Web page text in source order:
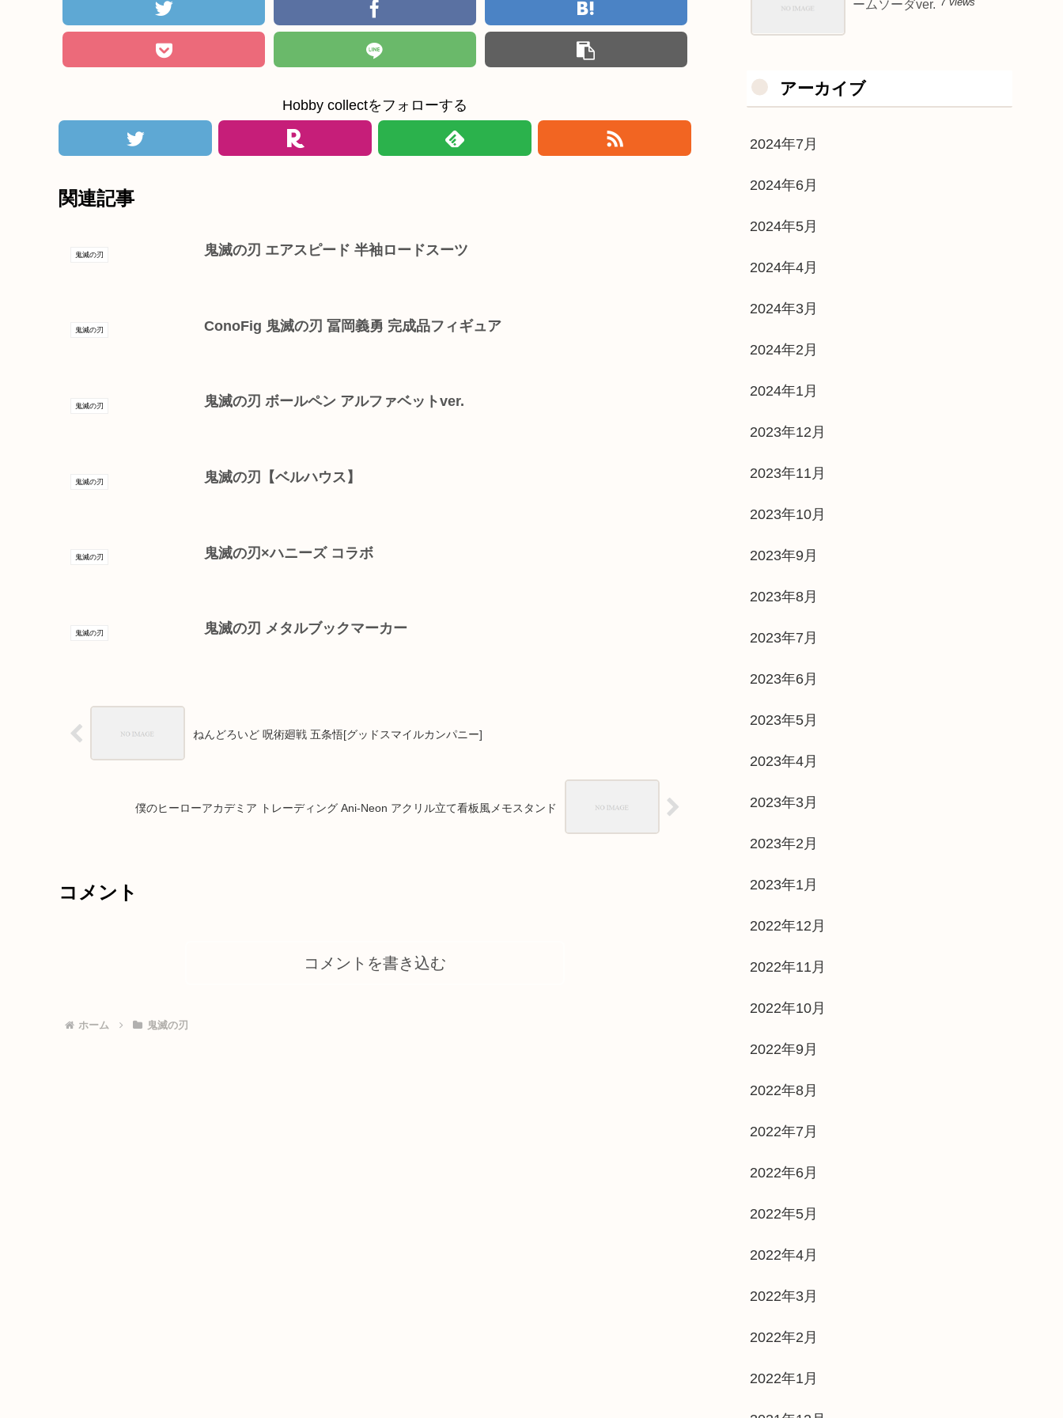
Hobby collectをフォローする
関連記事
鬼滅の刃 鬼滅の刃 エアスピード 半袖ロードスーツ
鬼滅の刃 ConoFig 鬼滅の刃 冨岡義勇 完成品フィギュア
鬼滅の刃 鬼滅の刃 ボールペン アルファベットver.
鬼滅の刃 鬼滅の刃【ベルハウス】
鬼滅の刃 鬼滅の刃×ハニーズ コラボ
鬼滅の刃 鬼滅の刃 メタルブックマーカー
ねんどろいど 呪術廻戦 五条悟[グッドスマイルカンパニー]
僕のヒーローアカデミア トレーディング Ani-Neon アクリル立て看板風メモスタンド
コメント
コメントを書き込む
ホーム 鬼滅の刃
ームソーダver.
アーカイブ
2024年7月
2024年6月
2024年5月
2024年4月
2024年3月
2024年2月
2024年1月
2023年12月
2023年11月
2023年10月
2023年9月
2023年8月
2023年7月
2023年6月
2023年5月
2023年4月
2023年3月
2023年2月
2023年1月
2022年12月
2022年11月
2022年10月
2022年9月
2022年8月
2022年7月
2022年6月
2022年5月
2022年4月
2022年3月
2022年2月
2022年1月